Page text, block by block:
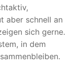
aber schnell an
sich gerne.
in dem